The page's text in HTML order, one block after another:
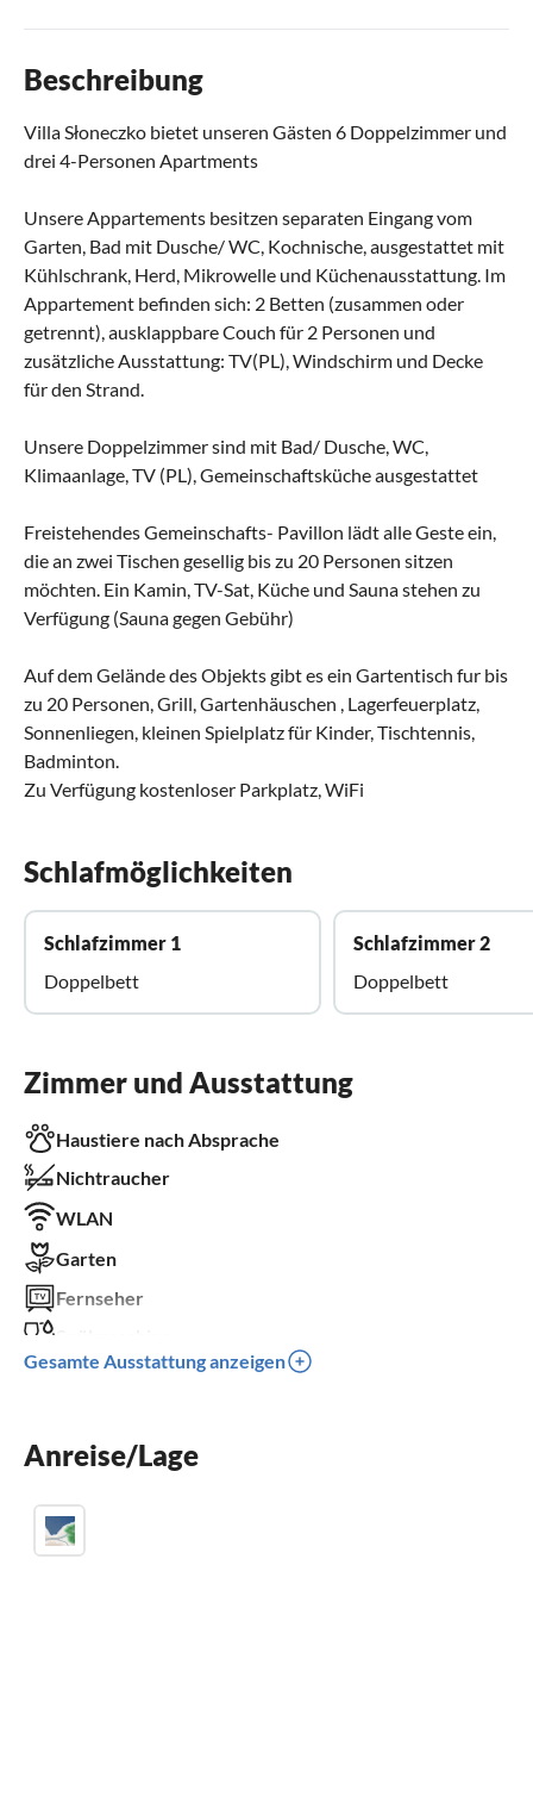
Beschreibung
Villa Słoneczko bietet unseren Gästen 6 Doppelzimmer und
drei 4-Personen Apartments
Unsere Appartements besitzen separaten Eingang vom
Garten, Bad mit Dusche/ WC, Kochnische, ausgestattet mit
Kühlschrank, Herd, Mikrowelle und Küchenausstattung. Im
Appartement befinden sich: 2 Betten (zusammen oder
getrennt), ausklappbare Couch für 2 Personen und
zusätzliche Ausstattung: TV(PL), Windschirm und Decke
für den Strand.
Unsere Doppelzimmer sind mit Bad/ Dusche, WC,
Klimaanlage, TV (PL), Gemeinschaftsküche ausgestattet
Freistehendes Gemeinschafts- Pavillon lädt alle Geste ein,
die an zwei Tischen gesellig bis zu 20 Personen sitzen
möchten. Ein Kamin, TV-Sat, Küche und Sauna stehen zu
Verfügung (Sauna gegen Gebühr)
Auf dem Gelände des Objekts gibt es ein Gartentisch fur bis
zu 20 Personen, Grill, Gartenhäuschen , Lagerfeuerplatz,
Sonnenliegen, kleinen Spielplatz für Kinder, Tischtennis,
Badminton.
Zu Verfügung kostenloser Parkplatz, WiFi
Schlafmöglichkeiten
Schlafzimmer 1
Doppelbett
Schlafzimmer 2
Doppelbett
Zimmer und Ausstattung
Haustiere nach Absprache
Nichtraucher
WLAN
Garten
Fernseher
Kamin
Gesamte Ausstattung anzeigen
Anreise/Lage